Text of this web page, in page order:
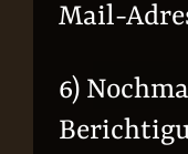
Mail-
6)